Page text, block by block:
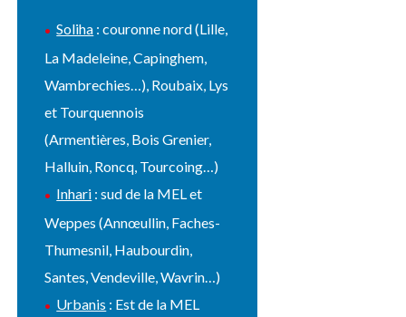
Soliha : couronne nord (Lille,
La Madeleine, Capinghem,
Wambrechies…), Roubaix, Lys
et Tourquennois
(Armentières, Bois Grenier,
Halluin, Roncq, Tourcoing…)
Inhari : sud de la MEL et
Weppes (Annœullin, Faches-
Thumesnil, Haubourdin,
Santes, Vendeville, Wavrin…)
Urbanis : Est de la MEL